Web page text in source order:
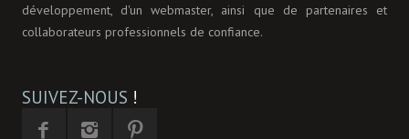
développement, d'un webmaster, ainsi que de partenaires et
collaborateurs professionnels de confiance.
SUIVEZ-NOUS !